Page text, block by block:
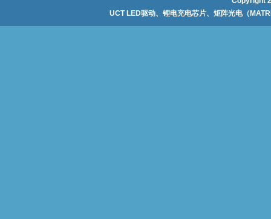
UCT LED驱动、锂电充电芯片、矩阵光电（